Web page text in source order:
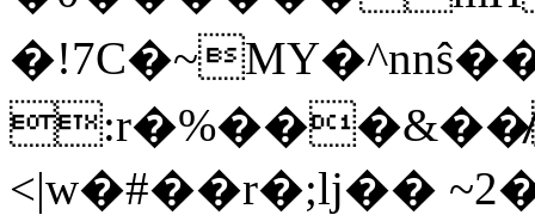
<|w�#��r�;lj��